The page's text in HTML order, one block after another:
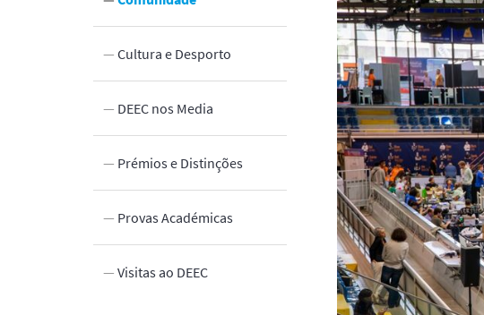
Cultura e Desporto
DEEC nos Media
Prémios e Distinções
Provas Académicas
Visitas ao DEEC